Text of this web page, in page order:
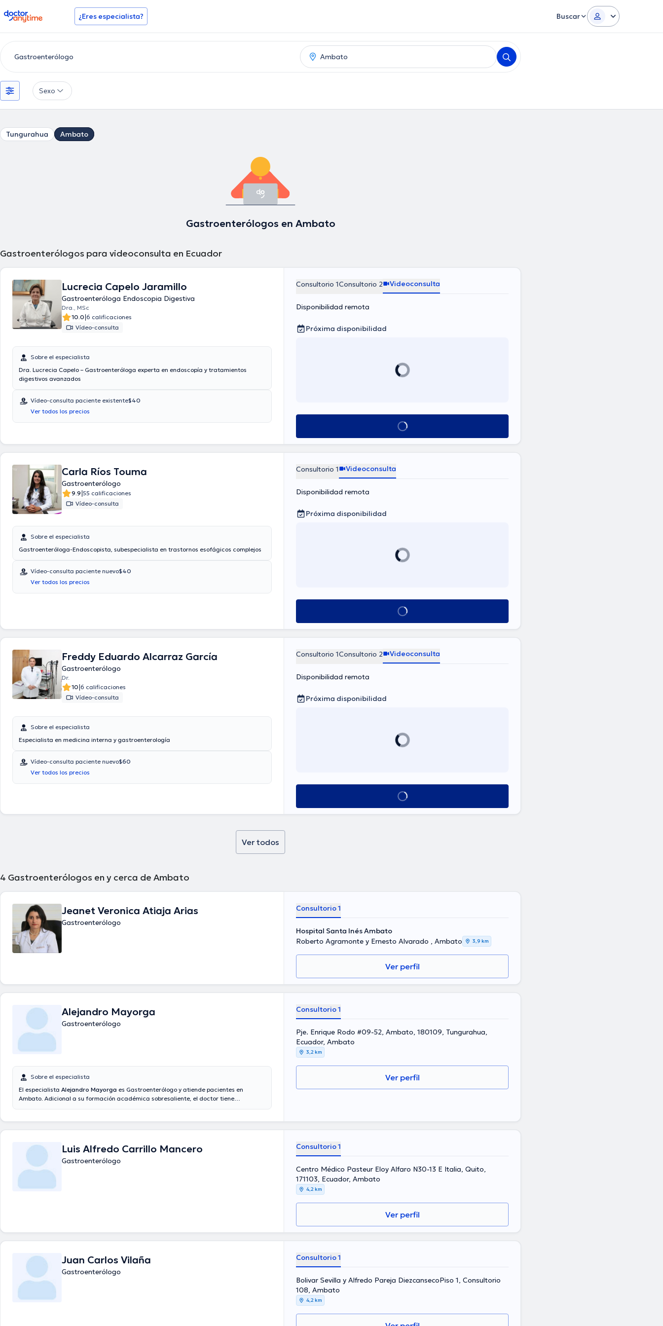
doctoranytime ¿Eres especialista? Buscar
Sexo
Tungurahua Ambato
Gastroenterólogos en Ambato
Gastroenterólogos para videoconsulta en Ecuador
Lucrecia Capelo Jaramillo
Gastroenteróloga Endoscopia Digestiva
Dra., MSc
10.0|6 calificaciones
Vídeo-consulta
Sobre el especialista
Dra. Lucrecia Capelo – Gastroenteróloga experta en endoscopía y tratamientos
digestivos avanzados
Vídeo-consulta paciente existente$40
Ver todos los precios
Consultorio 1Consultorio 2 Videoconsulta
Disponibilidad remota
Próxima disponibilidad
Ver más horarios
Carla Ríos Touma
Gastroenterólogo
9.9|55 calificaciones
Vídeo-consulta
Sobre el especialista
Gastroenteróloga-Endoscopista, subespecialista en trastornos esofágicos complejos
Vídeo-consulta paciente nuevo$40
Ver todos los precios
Consultorio 1 Videoconsulta
Disponibilidad remota
Próxima disponibilidad
Ver más horarios
Freddy Eduardo Alcarraz García
Gastroenterólogo
Dr.
10|6 calificaciones
Vídeo-consulta
Sobre el especialista
Especialista en medicina interna y gastroenterología
Vídeo-consulta paciente nuevo$60
Ver todos los precios
Consultorio 1Consultorio 2 Videoconsulta
Disponibilidad remota
Próxima disponibilidad
Ver más horarios
Ver todos
4 Gastroenterólogos en y cerca de Ambato
Jeanet Veronica Atiaja Arias
Gastroenterólogo
Consultorio 1
Hospital Santa Inés Ambato
Roberto Agramonte y Ernesto Alvarado , Ambato
3,9 km
Ver perfil
Alejandro Mayorga
Gastroenterólogo
Sobre el especialista
El especialista Alejandro Mayorga es Gastroenterólogo y atiende pacientes en
Ambato. Adicional a su formación académica sobresaliente, el doctor tiene
especialización y ha anunciado numerosos artículos.
Consultorio 1
Pje. Enrique Rodo #09-52, Ambato, 180109, Tungurahua,
Ecuador, Ambato
3,2 km
Ver perfil
Luis Alfredo Carrillo Mancero
Gastroenterólogo
Consultorio 1
Centro Médico Pasteur Eloy Alfaro N30-13 E Italia, Quito,
171103, Ecuador, Ambato
4,2 km
Ver perfil
Juan Carlos Vilaña
Gastroenterólogo
Consultorio 1
Bolivar Sevilla y Alfredo Pareja DiezcansecoPiso 1, Consultorio
108, Ambato
4,2 km